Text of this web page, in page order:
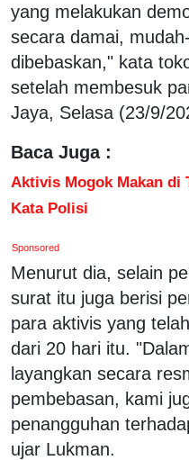
yang melakukan
secara damai,
dibebaskan," kata
setelah membesuk
Jaya, Selasa (23/9/
Baca Juga :
Aktivis Mogok Makan di
Kata Polisi
Sponsored
Menurut dia, selain
surat itu juga berisi
para aktivis yang
dari 20 hari itu.
layangkan secara
pembebasan, kami
penangguhan
ujar Lukman.